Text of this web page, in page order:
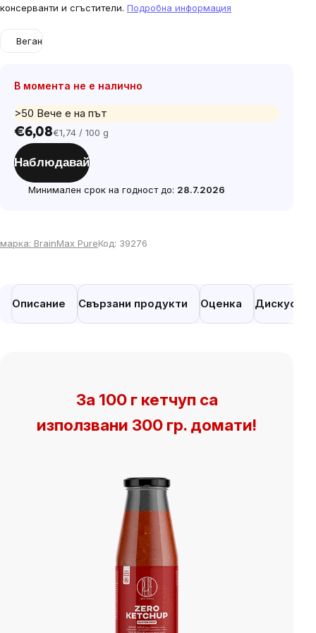
консерванти и сгъстители. Подробна информация
Веган
В момента не е налично
>50 Вече е на път
€6,08Цена
мярка:
€1,74 / 100 g
Наблюдавай
Минимален срок на годност до: 28.7.2026
марка: BrainMax PureКод: 39276
Описание Свързани продукти Оценка Дискусия
За 100 г кетчуп са
използвани 300 гр. домати!